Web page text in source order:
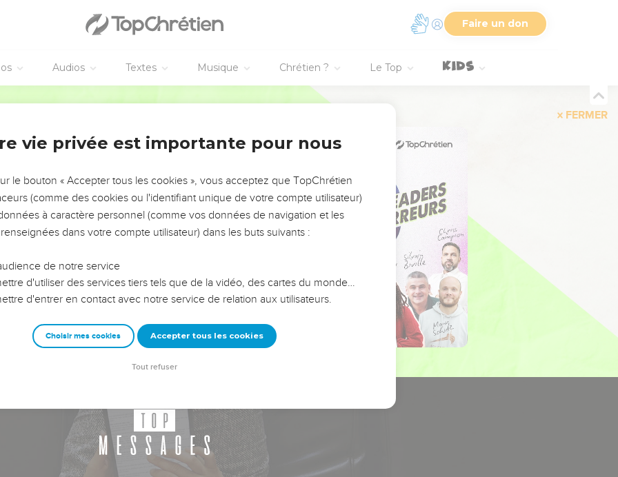
Faire un don
Audios Textes Musique Chrétien ? Le Top
FERMER
LES VOTRES ?
leur impact, leur foi ou leur vision. Mais on voit
qu'ils ont traversés, alors même que ce sont
et responsables reviennent sur les erreurs
avec plus de sagesse afin que leurs erreurs
ministère, une équipe, un groupe ou une famille,
vie privée est importante pour nous
le bouton « Accepter tous les cookies », vous acceptez que TopChrétien
(comme des cookies ou l'identifiant unique de votre compte utilisateur)
à caractère personnel (comme vos données de navigation et les
dans votre compte utilisateur) dans les buts suivants :
de notre service
d'utiliser des services tiers tels que de la vidéo, des cartes du monde…
d'entrer en contact avec notre service de relation aux utilisateurs.
Choisir mes cookies Accepter tous les cookies
Tout refuser